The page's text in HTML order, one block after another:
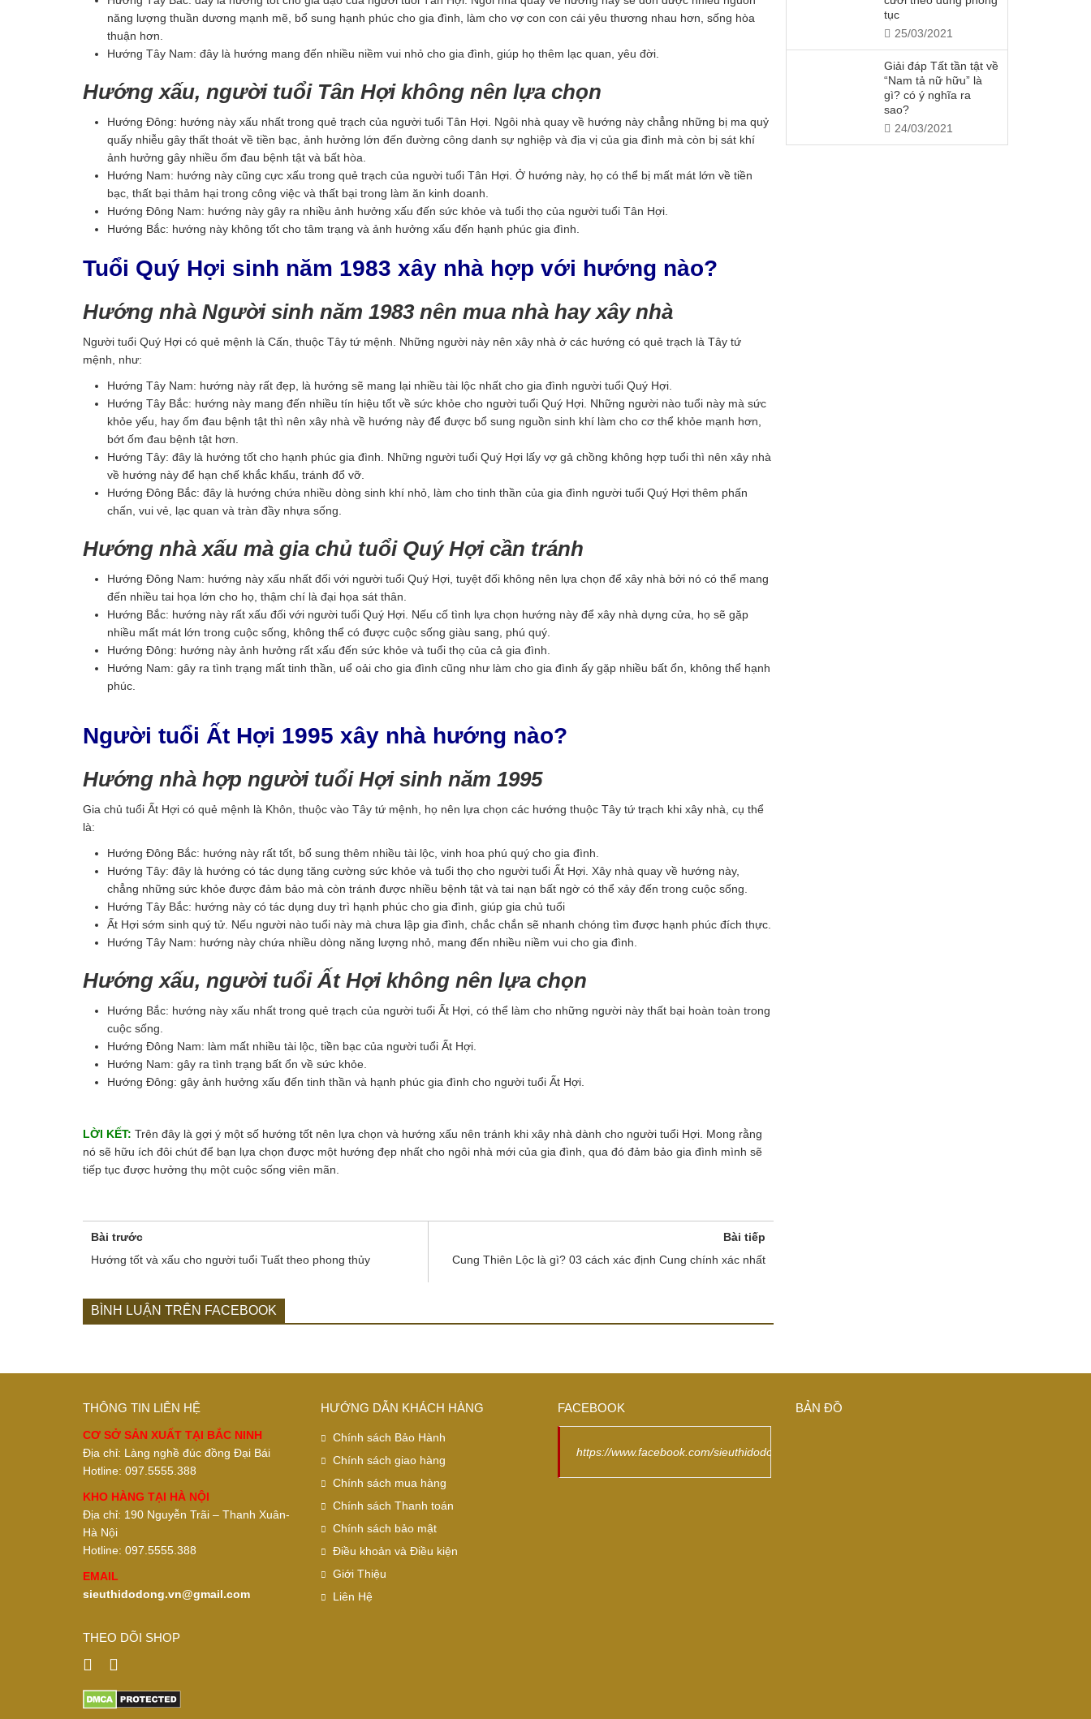
năng lượng thuần dương mạnh mẽ, bổ sung hạnh phúc cho gia đình, làm cho vợ con con cái yêu thương nhau hơn, sống hòa
thuận hơn.
Hướng Tây Nam: đây là hướng mang đến nhiều niềm vui nhỏ cho gia đình, giúp họ thêm lạc quan, yêu đời.
Hướng xấu, người tuổi Tân Hợi không nên lựa chọn
Hướng Đông: hướng này xấu nhất trong quẻ trạch của người tuổi Tân Hợi. Ngôi nhà quay về hướng này chẳng những bị ma quỷ
quấy nhiễu gây thất thoát về tiền bạc, ảnh hưởng lớn đến đường công danh sự nghiệp và địa vị của gia đình mà còn bị sát khí
ảnh hưởng gây nhiều ốm đau bệnh tật và bất hòa.
Hướng Nam: hướng này cũng cực xấu trong quẻ trạch của người tuổi Tân Hợi. Ở hướng này, họ có thể bị mất mát lớn về tiền
bạc, thất bại thảm hại trong công việc và thất bại trong làm ăn kinh doanh.
Hướng Đông Nam: hướng này gây ra nhiều ảnh hưởng xấu đến sức khỏe và tuổi thọ của người tuổi Tân Hợi.
Hướng Bắc: hướng này không tốt cho tâm trạng và ảnh hưởng xấu đến hạnh phúc gia đình.
Tuổi Quý Hợi sinh năm 1983 xây nhà hợp với hướng nào?
Hướng nhà Người sinh năm 1983 nên mua nhà hay xây nhà
Người tuổi Quý Hợi có quẻ mệnh là Cấn, thuộc Tây tứ mệnh. Những người này nên xây nhà ở các hướng có quẻ trạch là Tây tứ
mệnh, như:
Hướng Tây Nam: hướng này rất đẹp, là hướng sẽ mang lại nhiều tài lộc nhất cho gia đình người tuổi Quý Hợi.
Hướng Tây Bắc: hướng này mang đến nhiều tín hiệu tốt về sức khỏe cho người tuổi Quý Hợi. Những người nào tuổi này mà sức
khỏe yếu, hay ốm đau bệnh tật thì nên xây nhà về hướng này để được bổ sung nguồn sinh khí làm cho cơ thể khỏe mạnh hơn,
bớt ốm đau bệnh tật hơn.
Hướng Tây: đây là hướng tốt cho hạnh phúc gia đình. Những người tuổi Quý Hợi lấy vợ gả chồng không hợp tuổi thì nên xây nhà
về hướng này để hạn chế khắc khẩu, tránh đổ vỡ.
Hướng Đông Bắc: đây là hướng chứa nhiều dòng sinh khí nhỏ, làm cho tinh thần của gia đình người tuổi Quý Hợi thêm phấn
chấn, vui vẻ, lạc quan và tràn đầy nhựa sống.
Hướng nhà xấu mà gia chủ tuổi Quý Hợi cần tránh
Hướng Đông Nam: hướng này xấu nhất đối với người tuổi Quý Hợi, tuyệt đối không nên lựa chọn để xây nhà bởi nó có thể mang
đến nhiều tai họa lớn cho họ, thậm chí là đại họa sát thân.
Hướng Bắc: hướng này rất xấu đối với người tuổi Quý Hợi. Nếu cố tình lựa chọn hướng này để xây nhà dựng cửa, họ sẽ gặp
nhiều mất mát lớn trong cuộc sống, không thể có được cuộc sống giàu sang, phú quý.
Hướng Đông: hướng này ảnh hưởng rất xấu đến sức khỏe và tuổi thọ của cả gia đình.
Hướng Nam: gây ra tình trạng mất tinh thần, uể oải cho gia đình cũng như làm cho gia đình ấy gặp nhiều bất ổn, không thể hạnh
phúc.
Người tuổi Ất Hợi 1995 xây nhà hướng nào?
Hướng nhà hợp người tuổi Hợi sinh năm 1995
Gia chủ tuổi Ất Hợi có quẻ mệnh là Khôn, thuộc vào Tây tứ mệnh, họ nên lựa chọn các hướng thuộc Tây tứ trạch khi xây nhà, cụ thể
là:
Hướng Đông Bắc: hướng này rất tốt, bổ sung thêm nhiều tài lộc, vinh hoa phú quý cho gia đình.
Hướng Tây: đây là hướng có tác dụng tăng cường sức khỏe và tuổi thọ cho người tuổi Ất Hợi. Xây nhà quay về hướng này,
chẳng những sức khỏe được đảm bảo mà còn tránh được nhiều bệnh tật và tai nạn bất ngờ có thể xảy đến trong cuộc sống.
Hướng Tây Bắc: hướng này có tác dụng duy trì hạnh phúc cho gia đình, giúp gia chủ tuổi
Ất Hợi sớm sinh quý tử. Nếu người nào tuổi này mà chưa lập gia đình, chắc chắn sẽ nhanh chóng tìm được hạnh phúc đích thực.
Hướng Tây Nam: hướng này chứa nhiều dòng năng lượng nhỏ, mang đến nhiều niềm vui cho gia đình.
Hướng xấu, người tuổi Ất Hợi không nên lựa chọn
Hướng Bắc: hướng này xấu nhất trong quẻ trạch của người tuổi Ất Hợi, có thể làm cho những người này thất bại hoàn toàn trong
cuộc sống.
Hướng Đông Nam: làm mất nhiều tài lộc, tiền bạc của người tuổi Ất Hợi.
Hướng Nam: gây ra tình trạng bất ổn về sức khỏe.
Hướng Đông: gây ảnh hưởng xấu đến tinh thần và hạnh phúc gia đình cho người tuổi Ất Hợi.
LỜI KẾT: Trên đây là gợi ý một số hướng tốt nên lựa chọn và hướng xấu nên tránh khi xây nhà dành cho người tuổi Hợi. Mong rằng
nó sẽ hữu ích đôi chút để bạn lựa chọn được một hướng đẹp nhất cho ngôi nhà mới của gia đình, qua đó đảm bảo gia đình mình sẽ
tiếp tục được hưởng thụ một cuộc sống viên mãn.
Bài trước
Hướng tốt và xấu cho người tuổi Tuất theo phong thủy
Bài tiếp
Cung Thiên Lộc là gì? 03 cách xác định Cung chính xác nhất
BÌNH LUẬN TRÊN FACEBOOK
tục
25/03/2021
Giải đáp Tất tần tật về
“Nam tả nữ hữu” là
gì? có ý nghĩa ra
sao?
24/03/2021
THÔNG TIN LIÊN HỆ
CƠ SỞ SẢN XUẤT TẠI BẮC NINH
Địa chỉ: Làng nghề đúc đồng Đại Bái
Hotline: 097.5555.388
KHO HÀNG TẠI HÀ NỘI
Địa chỉ: 190 Nguyễn Trãi – Thanh Xuân-
Hà Nội
Hotline: 097.5555.388
EMAIL
sieuthidodong.vn@gmail.com
THEO DÕI SHOP
HƯỚNG DẪN KHÁCH HÀNG
Chính sách Bảo Hành
Chính sách giao hàng
Chính sách mua hàng
Chính sách Thanh toán
Chính sách bảo mật
Điều khoản và Điều kiện
Giới Thiệu
Liên Hệ
FACEBOOK
https://www.facebook.com/sieuthidodongdep/
BẢN ĐỒ